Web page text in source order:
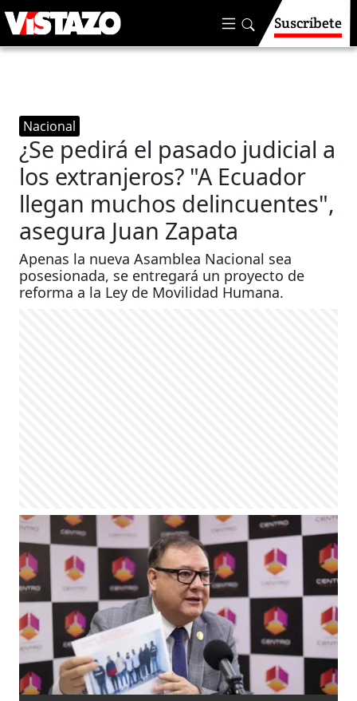
Suscríbete
Nacional
¿Se pedirá el pasado judicial a
los extranjeros? "A Ecuador
llegan muchos delincuentes",
asegura Juan Zapata
Apenas la nueva Asamblea Nacional sea
posesionada, se entregará un proyecto de
reforma a la Ley de Movilidad Humana.